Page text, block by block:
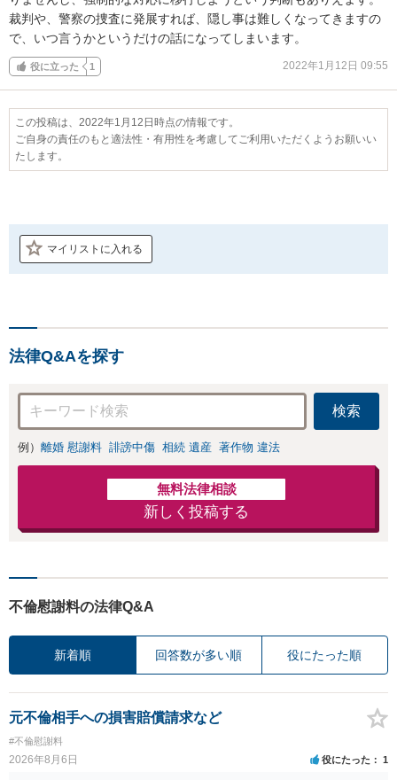
裁判や、警察の捜査に発展すれば、隠し事は難しくなってきますの
で、いつ言うかというだけの話になってしまいます。
役に立った 1 2022年1月12日 09:55
この投稿は、2022年1月12日時点の情報です。
ご自身の責任のもと適法性・有用性を考慮してご利用いただくようお願いい
たします。
マイリストに入れる
法律Q&Aを探す
検索
例） 離婚 慰謝料 誹謗中傷 相続 遺産 著作物 違法
無料法律相談
新しく投稿する
不倫慰謝料の法律Q&A
新着順 回答数が多い順 役にたった順
元不倫相手への損害賠償請求など
#不倫慰謝料
2026年8月6日 役にたった 1